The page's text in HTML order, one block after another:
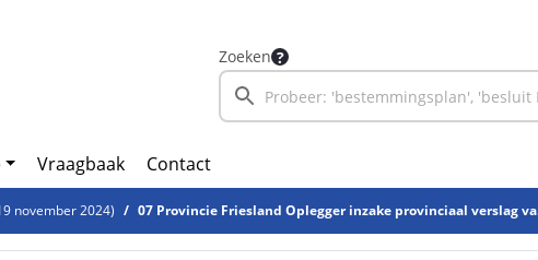
Zoeken
Vraagbaak Contact
november 2024) 07 Provincie Friesland Oplegger inzake provinciaal verslag van commissaris van de Koning in de provincie Fryslân - AVG